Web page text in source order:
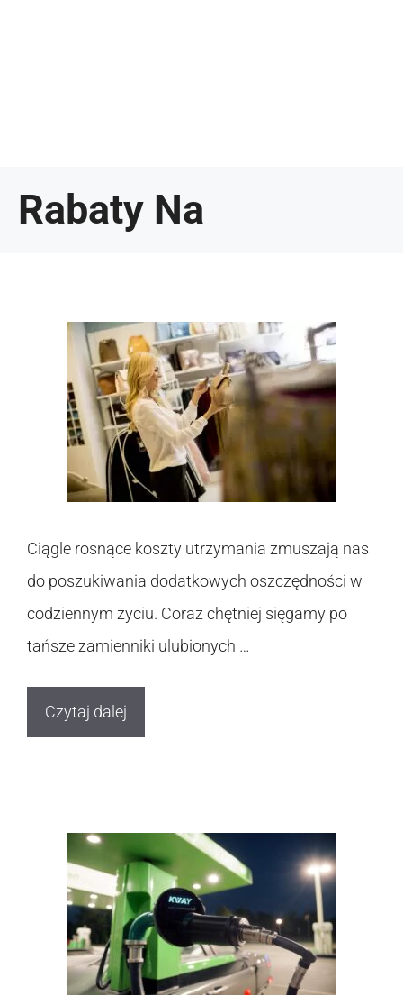
Rabaty Na
Ciągle rosnące koszty utrzymania zmuszają nas
do poszukiwania dodatkowych oszczędności w
codziennym życiu. Coraz chętniej sięgamy po
tańsze zamienniki ulubionych …
Czytaj dalej